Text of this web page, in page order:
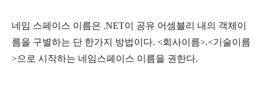
네임 스페이스 이름은 .NET이 공유 어셈블리 내의 객체이
름을 구별하는 단 한가지 방법이다. <회사이름>.<기술이름
>으로 시작하는 네임스페이스 이름을 권한다.